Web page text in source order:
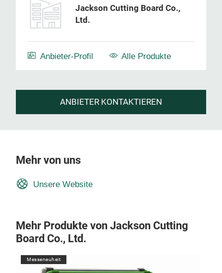
Jackson Cutting Board Co.,
Ltd.
Anbieter-Profil Alle Produkte
ANBIETER KONTAKTIEREN
Mehr von uns
Unsere Website
Mehr Produkte von Jackson Cutting
Board Co., Ltd.
Messeneuheit